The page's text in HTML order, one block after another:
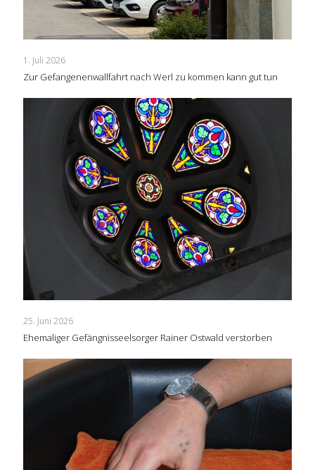
1. Juli 2026
Zur Gefangenenwallfahrt nach Werl zu kommen kann gut tun
25. Juni 2026
Ehemaliger Gefängnisseelsorger Rainer Ostwald verstorben